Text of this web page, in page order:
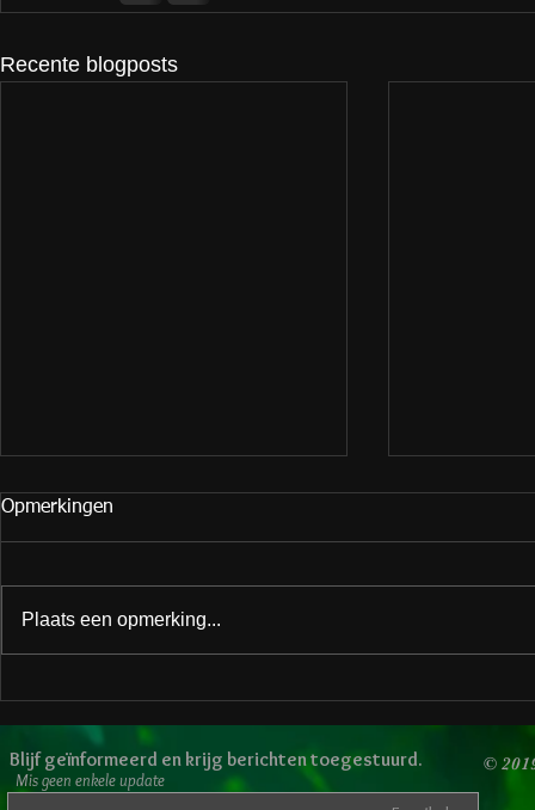
Recente blogposts
Opmerkingen
Plaats een opmerking...
©
Blijf geïnformeerd en krijg berichten toegestuurd.
Mis geen enkele update